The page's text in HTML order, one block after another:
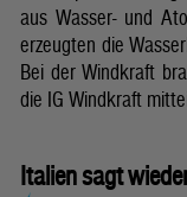
aus Wasser- und
erzeugten die
Bei der Windkraft
die IG Windkraft
Italien sagt